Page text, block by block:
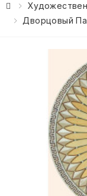
Дворцовый